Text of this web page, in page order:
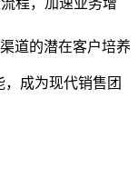
程，加速业务增
道的潜在客户培养
成为现代销售团